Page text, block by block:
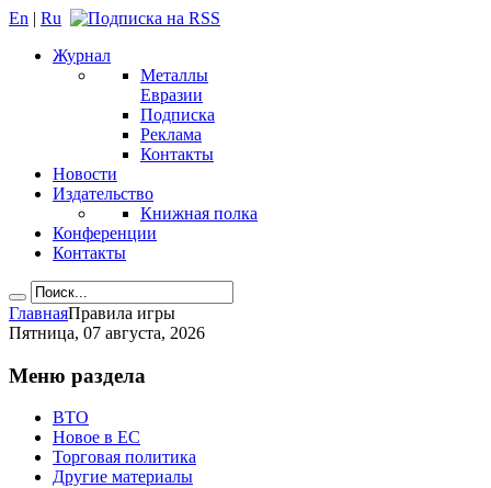
En | Ru
Журнал
Металлы
Евразии
Подписка
Реклама
Контакты
Новости
Издательство
Книжная полка
Конференции
Контакты
ГлавнаяПравила игры
Пятница, 07 августа, 2026
Меню раздела
ВТО
Новое в ЕС
Торговая политика
Другие материалы